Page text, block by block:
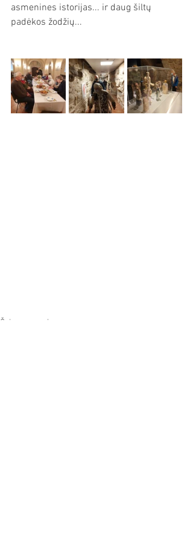
asmenines istorijas... ir daug šiltų
padėkos žodžių...
Šviesos grupės